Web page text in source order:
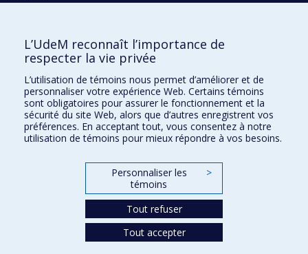
Comment soutenir le Département?
BESOIN D'AIDE?
Plan du site
Signaler une erreur
Accessibilité
FACULTÉ DES ARTS ET DES SCIENCES
Nos départements et écoles
L’UdeM reconnaît l’importance de
respecter la vie privée
L’utilisation de témoins nous permet d’améliorer et de
personnaliser votre expérience Web. Certains témoins
sont obligatoires pour assurer le fonctionnement et la
sécurité du site Web, alors que d’autres enregistrent vos
préférences. En acceptant tout, vous consentez à notre
utilisation de témoins pour mieux répondre à vos besoins.
Personnaliser les
témoins
>
Tout refuser
Tout accepter